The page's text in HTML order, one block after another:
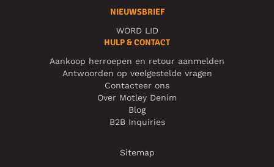
NIEUWSBRIEF
WORD LID
HULP & CONTACT
Aankoop herroepen en retour aanmelden
Antwoorden op veelgestelde vragen
Contacteer ons
Over Motley Denim
Blog
B2B Inquiries
Sitemap